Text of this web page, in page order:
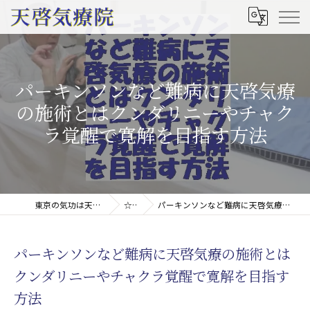
パーキンソンなど難病に天啓気療
の施術とはクンダリニーやチャク
ラ覚醒で寛解を目指す方法
東京の気功は天啓気療院(天啓気功療法治療院) ☆コラム パーキンソンなど難病に天啓気療の施術とはクンダリニーやチャクラ覚醒で寛解を目指す方法
パーキンソンなど難病に天啓気療の施術とは
クンダリニーやチャクラ覚醒で寛解を目指す
方法